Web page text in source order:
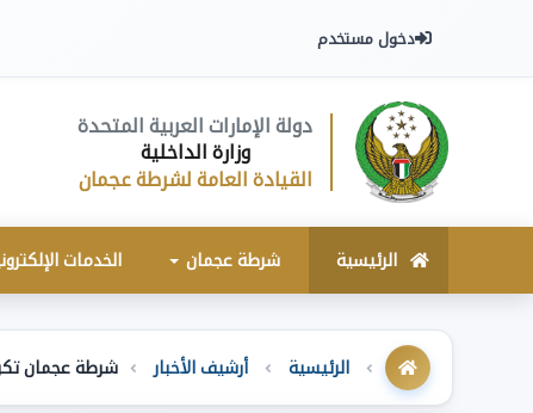
دخول مستخدم
دولة الإمارات العربية المتحدة
وزارة الداخلية
القيادة العامة لشرطة عجمان
الرئيسية شرطة عجمان الخدمات
الرئيسية أرشيف الأخبار شرطة عجمان